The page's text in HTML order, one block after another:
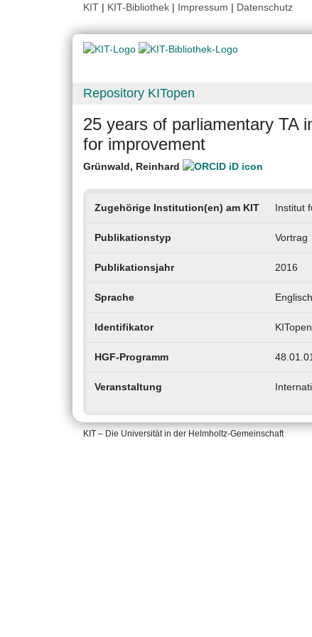
KIT | KIT-Bibliothek | Impressum | Datenschutz
Repository KITopen
25 years of parliamentary TA
for improvement
Grünwald, Reinhard
Zugehörige Institution(en) am KIT Institut
Publikationstyp Vortrag
Publikationsjahr 2016
Sprache Englisch
Identifikator
HGF-Programm
Veranstaltung
KIT – Die Universität in der Helmholtz-Gemeinschaft